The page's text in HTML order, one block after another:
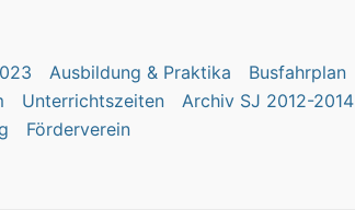
Ausbildung & Praktika Busfahrplan
Unterrichtszeiten Archiv SJ 2012-2014
Förderverein